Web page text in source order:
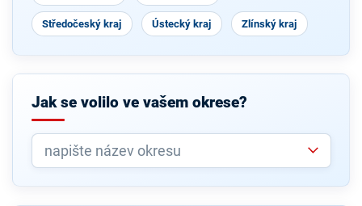
Středočeský kraj Ústecký kraj Zlínský kraj
Jak se volilo ve vašem okrese?